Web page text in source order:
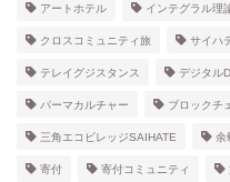
アートホテル インテグラル理
クロスコミュニティ旅 サイハ
テレイグジスタンス デジタル
パーマカルチャー ブロックチ
三角エコビレッジSAIHATE 余
寄付 寄付コミュニティ